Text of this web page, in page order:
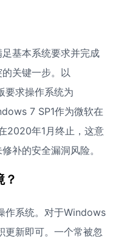
基本系统要求并完成
关键一步。以
要求操作系统为
7 SP1作为微软在
2020年1月终止，这意
补的安全漏洞风险。
？
作系统。对于Windows
更新即可。一个常被忽